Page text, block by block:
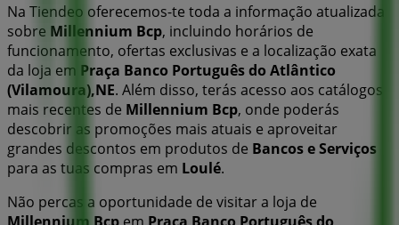
Na Tiendeo oferecemos-te toda a informação atualizada
sobre Millennium Bcp, incluindo horários de
funcionamento, ofertas exclusivas e a localização exata
da loja em Praça Banco Português do Atlântico
(Vilamoura),NE. Além disso, terás acesso aos catálogos
mais recentes de Millennium Bcp, onde poderás
descobrir as promoções mais atuais e aproveitar
grandes descontos em produtos de Bancos e Serviços
para as tuas compras em Loulé.
Não percas a oportunidade de visitar a loja de